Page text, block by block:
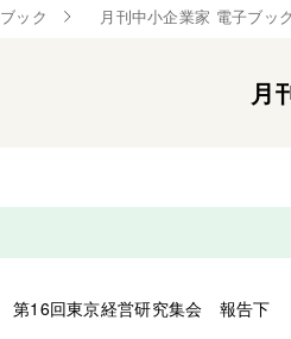
ック 月刊中小企業家 電子ブッ
月
第16回東京経営研究集会 報告下